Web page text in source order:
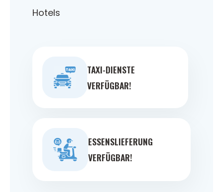
Hotels
TAXI-DIENSTE
VERFÜGBAR!
ESSENSLIEFERUNG
VERFÜGBAR!